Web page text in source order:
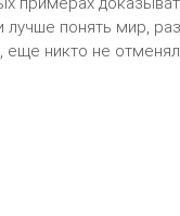
лучше понять мир,
никто не отменял.